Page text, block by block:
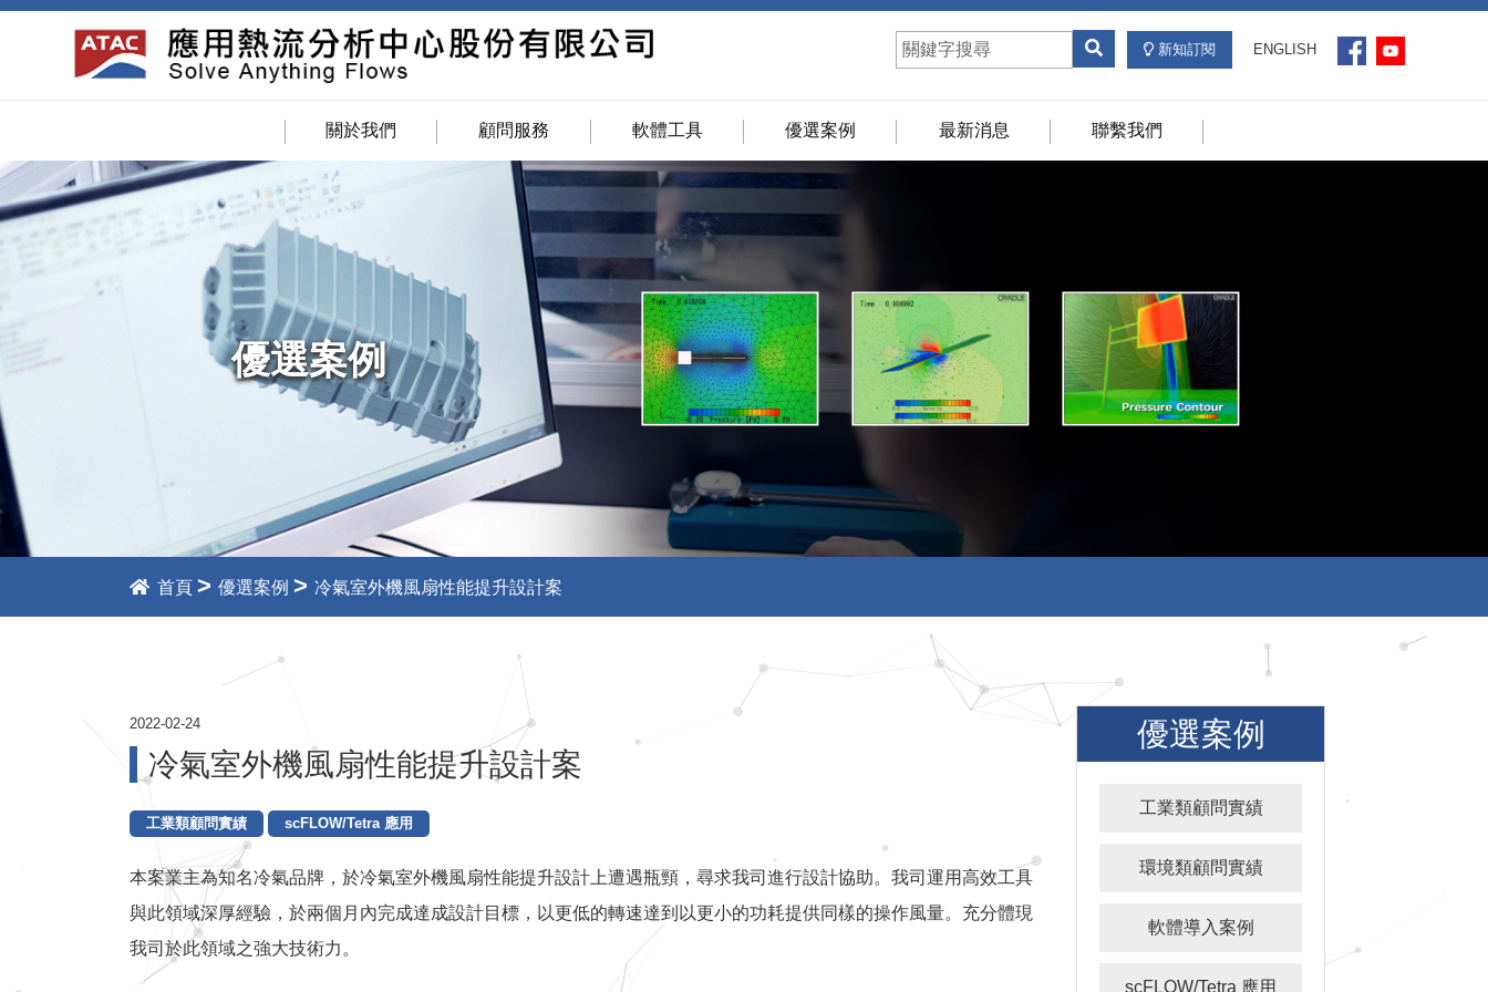
新知訂閱 ENGLISH
關於我們 顧問服務 軟體工具 優選案例 最新消息 聯繫我們
優選案例
首頁 > 優選案例 > 冷氣室外機風扇性能提升設計案
優選案例
工業類顧問實績
環境類顧問實績
軟體導入案例
scFLOW/Tetra 應用
2022-02-24
冷氣室外機風扇性能提升設計案
工業類顧問實績 scFLOW/Tetra 應用
本案業主為知名冷氣品牌，於冷氣室外機風扇性能提升設計上遭遇瓶頸，尋求我司進行設計協助。我司運用高效工具
與此領域深厚經驗，於兩個月內完成達成設計目標，以更低的轉速達到以更小的功耗提供同樣的操作風量。充分體現
我司於此領域之強大技術力。